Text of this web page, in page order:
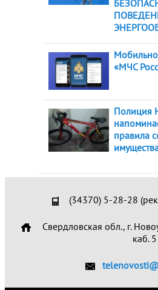
«МЧС
Полиция
правила
(34370) 5-28-28
Свердловская обл., г.
каб. 5